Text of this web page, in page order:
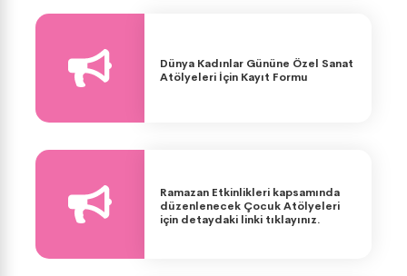
Dünya Kadınlar Gününe Özel Sanat
Atölyeleri İçin Kayıt Formu
Ramazan Etkinlikleri kapsamında
düzenlenecek Çocuk Atölyeleri
için detaydaki linki tıklayınız.